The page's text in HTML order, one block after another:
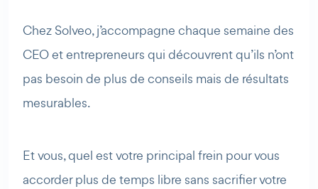
Chez Solveo, j’accompagne chaque semaine des
CEO et entrepreneurs qui découvrent qu’ils n’ont
pas besoin de plus de conseils mais de résultats
mesurables.
Et vous, quel est votre principal frein pour vous
accorder plus de temps libre sans sacrifier votre